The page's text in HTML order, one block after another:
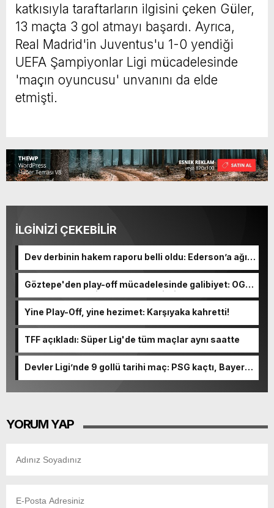
katkısıyla taraftarların ilgisini çeken Güler,
13 maçta 3 gol atmayı başardı. Ayrıca,
Real Madrid'in Juventus'u 1-0 yendiği
UEFA Şampiyonlar Ligi mücadelesinde
'maçın oyuncusu' unvanını da elde
etmişti.
İLGİNİZİ ÇEKEBİLİR
Dev derbinin hakem raporu belli oldu: Ederson’a ağır
Göztepe'den play-off mücadelesinde galibiyet: OGM
Ormanspor'u evinde 90-92 devirdi
Yine Play-Off, yine hezimet: Karşıyaka kahretti!
TFF açıkladı: Süper Lig'de tüm maçlar aynı saatte
Devler Ligi’nde 9 gollü tarihi maç: PSG kaçtı, Bayern
YORUM YAP